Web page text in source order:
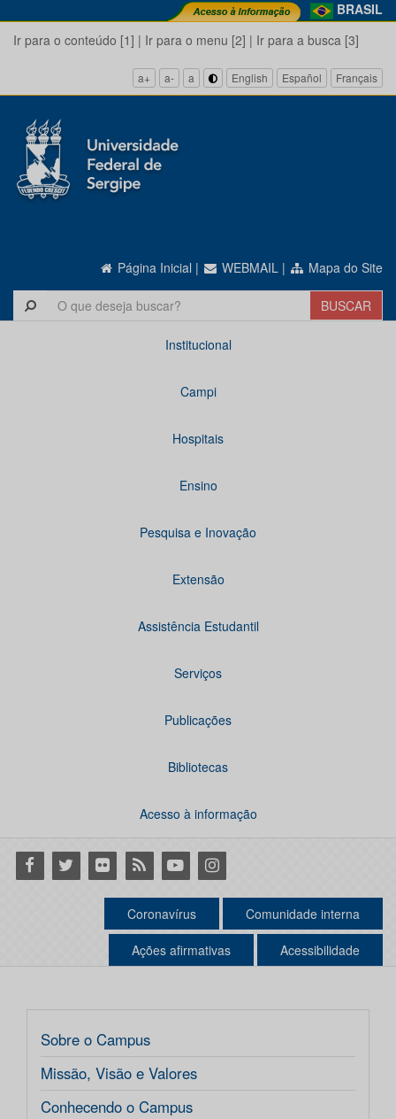
BRASIL
Ir para o conteúdo [1] | Ir para o menu [2] | Ir para a busca [3]
a+ a- a English Español Français
Página Inicial | WEBMAIL | Mapa do Site
Institucional
Campi
Hospitais
Ensino
Pesquisa e Inovação
Extensão
Assistência Estudantil
Serviços
Publicações
Bibliotecas
Acesso à informação
Facebook
Twitter Flickr RSS YoutubeInstagram
Coronavírus Comunidade interna
Ações afirmativas Acessibilidade
Sobre o Campus
Missão, Visão e Valores
Conhecendo o Campus